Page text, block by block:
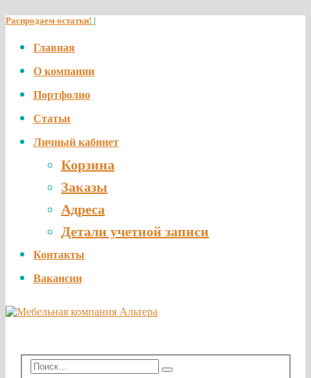
Распродаем остатки! |
Главная
О компании
Портфолио
Статьи
Личный кабинет
Корзина
Заказы
Адреса
Детали учетной записи
Контакты
Вакансии